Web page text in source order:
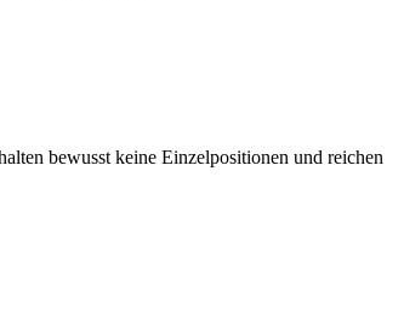
bewusst keine Einzelpositionen und reichen